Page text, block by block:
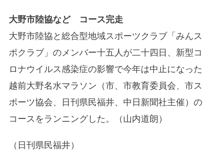
大野市陸協など コース完走
大野市陸協と総合型地域スポーツクラブ「みんス
ポクラブ」のメンバー十五人が二十四日、新型コ
ロナウイルス感染症の影響で今年は中止になった
越前大野名水マラソン（市、市教育委員会、市ス
ポーツ協会、日刊県民福井、中日新聞社主催）の
コースをランニングした。（山内道朗）
（日刊県民福井）